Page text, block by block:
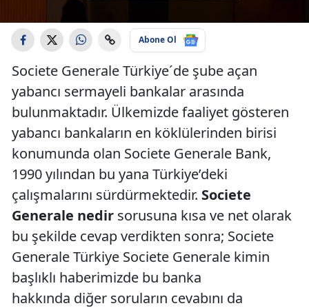
Abone Ol
Societe Generale Türkiye´de şube açan
yabancı sermayeli bankalar arasında
bulunmaktadır. Ülkemizde faaliyet gösteren
yabancı bankaların en köklülerinden birisi
konumunda olan Societe Generale Bank,
1990 yılından bu yana Türkiye’deki
çalışmalarını sürdürmektedir. Societe
Generale nedir sorusuna kısa ve net olarak
bu şekilde cevap verdikten sonra; Societe
Generale Türkiye Societe Generale kimin
başlıklı haberimizde bu banka
hakkında diğer soruların cevabını da